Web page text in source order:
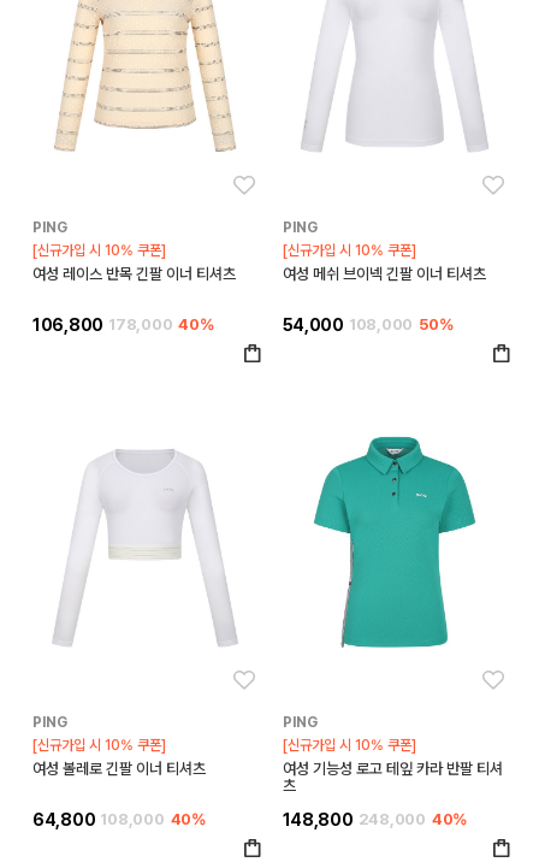
PING
[신규가입 시 10% 쿠폰]
여성 레이스 반목 긴팔 이너 티셔츠
106,800 178,000 40%
PING
[신규가입 시 10% 쿠폰]
여성 메쉬 브이넥 긴팔 이너 티셔츠
54,000 108,000 50%
PING
[신규가입 시 10% 쿠폰]
여성 볼레로 긴팔 이너 티셔츠
64,800 108,000 40%
PING
[신규가입 시 10% 쿠폰]
여성 기능성 로고 테잎 카라 반팔 티셔
츠
148,800 248,000 40%